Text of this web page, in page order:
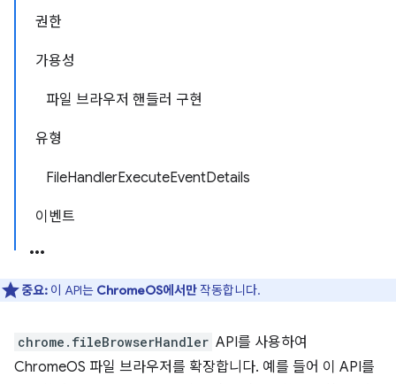
권한
가용성
파일 브라우저 핸들러 구현
유형
FileHandlerExecuteEventDetails
이벤트
중요: 이 API는 ChromeOS에서만작동합니다.
chrome.fileBrowserHandler API를 사용하여
ChromeOS 파일 브라우저를 확장합니다. 예를 들어 이 API를